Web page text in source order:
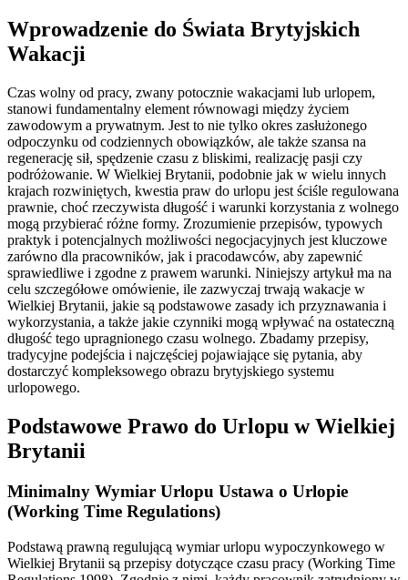
Wprowadzenie do Świata Brytyjskich
Wakacji
Czas wolny od pracy, zwany potocznie wakacjami lub urlopem,
stanowi fundamentalny element równowagi między życiem
zawodowym a prywatnym. Jest to nie tylko okres zasłużonego
odpoczynku od codziennych obowiązków, ale także szansa na
regenerację sił, spędzenie czasu z bliskimi, realizację pasji czy
podróżowanie. W Wielkiej Brytanii, podobnie jak w wielu innych
krajach rozwiniętych, kwestia praw do urlopu jest ściśle regulowana
prawnie, choć rzeczywista długość i warunki korzystania z wolnego
mogą przybierać różne formy. Zrozumienie przepisów, typowych
praktyk i potencjalnych możliwości negocjacyjnych jest kluczowe
zarówno dla pracowników, jak i pracodawców, aby zapewnić
sprawiedliwe i zgodne z prawem warunki. Niniejszy artykuł ma na
celu szczegółowe omówienie, ile zazwyczaj trwają wakacje w
Wielkiej Brytanii, jakie są podstawowe zasady ich przyznawania i
wykorzystania, a także jakie czynniki mogą wpływać na ostateczną
długość tego upragnionego czasu wolnego. Zbadamy przepisy,
tradycyjne podejścia i najczęściej pojawiające się pytania, aby
dostarczyć kompleksowego obrazu brytyjskiego systemu
urlopowego.
Podstawowe Prawo do Urlopu w Wielkiej
Brytanii
Minimalny Wymiar Urlopu Ustawa o Urlopie
(Working Time Regulations)
Podstawą prawną regulującą wymiar urlopu wypoczynkowego w
Wielkiej Brytanii są przepisy dotyczące czasu pracy (Working Time